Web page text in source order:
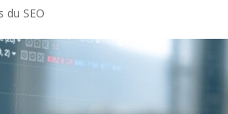
du SEO